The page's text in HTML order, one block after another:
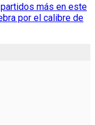
más en este
por el calibre de